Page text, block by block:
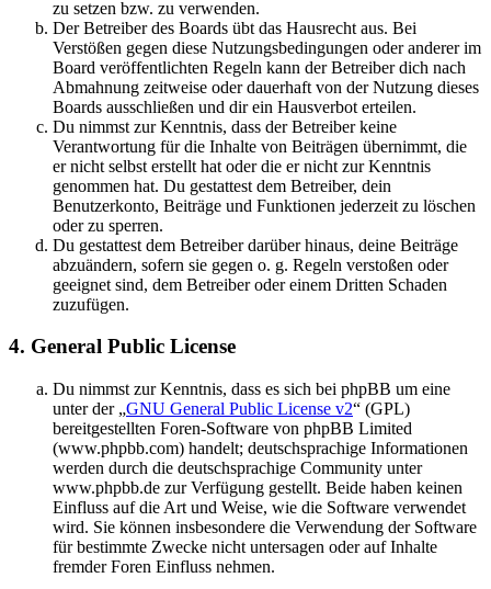
zu setzen bzw. zu verwenden.
Der Betreiber des Boards übt das Hausrecht aus. Bei
Verstößen gegen diese Nutzungsbedingungen oder anderer im
Board veröffentlichten Regeln kann der Betreiber dich nach
Abmahnung zeitweise oder dauerhaft von der Nutzung dieses
Boards ausschließen und dir ein Hausverbot erteilen.
Du nimmst zur Kenntnis, dass der Betreiber keine
Verantwortung für die Inhalte von Beiträgen übernimmt, die
er nicht selbst erstellt hat oder die er nicht zur Kenntnis
genommen hat. Du gestattest dem Betreiber, dein
Benutzerkonto, Beiträge und Funktionen jederzeit zu löschen
oder zu sperren.
Du gestattest dem Betreiber darüber hinaus, deine Beiträge
abzuändern, sofern sie gegen o. g. Regeln verstoßen oder
geeignet sind, dem Betreiber oder einem Dritten Schaden
zuzufügen.
4. General Public License
Du nimmst zur Kenntnis, dass es sich bei phpBB um eine
unter der „GNU General Public License v2“ (GPL)
bereitgestellten Foren-Software von phpBB Limited
(www.phpbb.com) handelt; deutschsprachige Informationen
werden durch die deutschsprachige Community unter
www.phpbb.de zur Verfügung gestellt. Beide haben keinen
Einfluss auf die Art und Weise, wie die Software verwendet
wird. Sie können insbesondere die Verwendung der Software
für bestimmte Zwecke nicht untersagen oder auf Inhalte
fremder Foren Einfluss nehmen.